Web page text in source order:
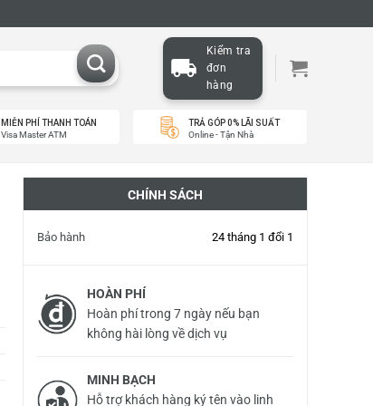
Kiểm tra
đơn
hàng
MIỄN PHÍ THANH TOÁN
Visa Master ATM
TRẢ GÓP 0% LÃI SUẤT
Online - Tận Nhà
CHÍNH SÁCH
Bảo hành 24 tháng 1 đổi 1
HOÀN PHÍ
Hoàn phí trong 7 ngày nếu bạn
không hài lòng về dịch vụ
MINH BẠCH
Hỗ trợ khách hàng ký tên vào linh